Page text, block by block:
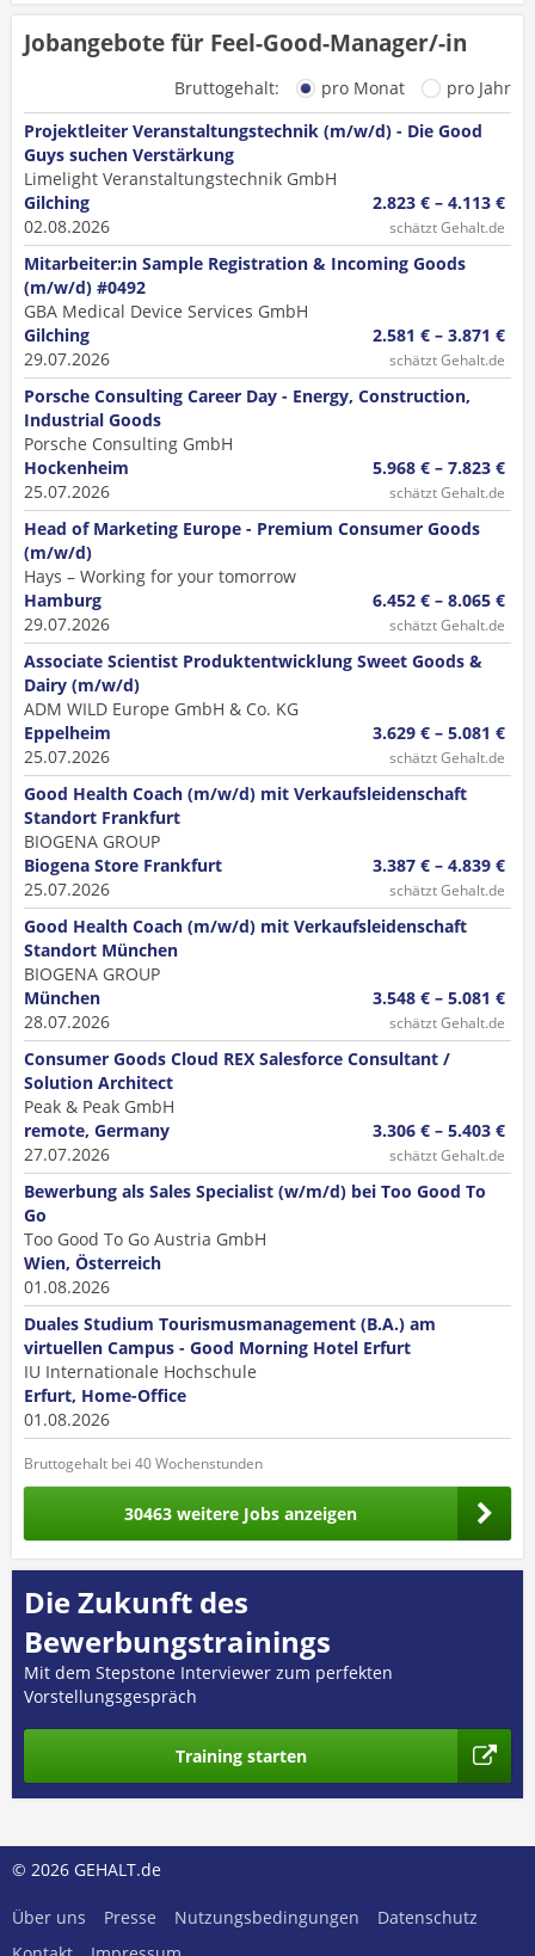
Jobangebote für Feel-Good-Manager/-in
Bruttogehalt: pro Monat
pro Jahr
Projektleiter Veranstaltungstechnik (m/w/d) - Die Good
Guys suchen Verstärkung
Limelight Veranstaltungstechnik GmbH
Gilching
02.08.2026
2.823 € – 4.113 €
schätzt Gehalt.de
Mitarbeiter:in Sample Registration & Incoming Goods
(m/w/d) #0492
GBA Medical Device Services GmbH
Gilching
29.07.2026
2.581 € – 3.871 €
schätzt Gehalt.de
Porsche Consulting Career Day - Energy, Construction,
Industrial Goods
Porsche Consulting GmbH
Hockenheim
25.07.2026
5.968 € – 7.823 €
schätzt Gehalt.de
Head of Marketing Europe - Premium Consumer Goods
(m/w/d)
Hays – Working for your tomorrow
Hamburg
29.07.2026
6.452 € – 8.065 €
schätzt Gehalt.de
Associate Scientist Produktentwicklung Sweet Goods &
Dairy (m/w/d)
ADM WILD Europe GmbH & Co. KG
Eppelheim
25.07.2026
3.629 € – 5.081 €
schätzt Gehalt.de
Good Health Coach (m/w/d) mit Verkaufsleidenschaft
Standort Frankfurt
BIOGENA GROUP
Biogena Store Frankfurt
25.07.2026
3.387 € – 4.839 €
schätzt Gehalt.de
Good Health Coach (m/w/d) mit Verkaufsleidenschaft
Standort München
BIOGENA GROUP
München
28.07.2026
3.548 € – 5.081 €
schätzt Gehalt.de
Consumer Goods Cloud REX Salesforce Consultant /
Solution Architect
Peak & Peak GmbH
remote, Germany
27.07.2026
3.306 € – 5.403 €
schätzt Gehalt.de
Bewerbung als Sales Specialist (w/m/d) bei Too Good To
Go
Too Good To Go Austria GmbH
Wien, Österreich
01.08.2026
Duales Studium Tourismusmanagement (B.A.) am
virtuellen Campus - Good Morning Hotel Erfurt
IU Internationale Hochschule
Erfurt, Home-Office
01.08.2026
Bruttogehalt bei 40 Wochenstunden
30463 weitere Jobs anzeigen
Die Zukunft des
Bewerbungstrainings
Mit dem Stepstone Interviewer zum perfekten
Vorstellungsgespräch
Training starten
© 2026 GEHALT.de
Über uns Presse Nutzungsbedingungen
Datenschutz